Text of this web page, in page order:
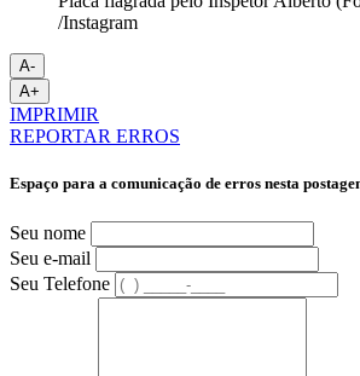
/Instagram
A-
A+
IMPRIMIR
REPORTAR ERROS
Espaço para a comunicação de erros nesta
Seu nome
Seu e-mail
Seu Telefone